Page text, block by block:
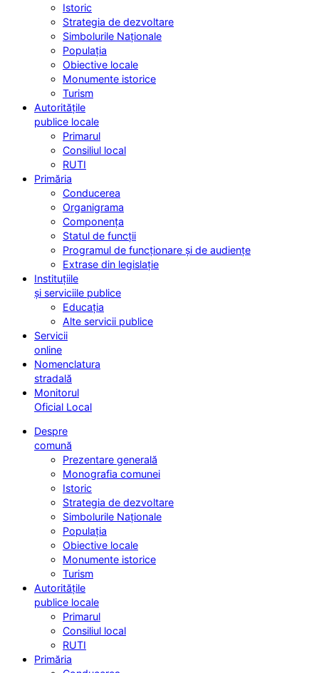
Istoric
Strategia de dezvoltare
Simbolurile Naționale
Populația
Obiective locale
Monumente istorice
Turism
Autoritățile
publice locale
Primarul
Consiliul local
RUTI
Primăria
Conducerea
Organigrama
Componența
Statul de funcții
Programul de funcționare și de audiențe
Extrase din legislație
Instituțiile
și serviciile publice
Educația
Alte servicii publice
Servicii
online
Nomenclatura
stradală
Monitorul
Oficial Local
Despre
comună
Prezentare generală
Monografia comunei
Istoric
Strategia de dezvoltare
Simbolurile Naționale
Populația
Obiective locale
Monumente istorice
Turism
Autoritățile
publice locale
Primarul
Consiliul local
RUTI
Primăria